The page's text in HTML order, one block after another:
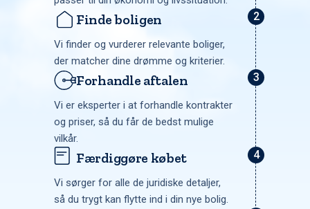
Finde boligen
Vi finder og vurderer relevante boliger,
der matcher dine drømme og kriterier.
Forhandle aftalen
Vi er eksperter i at forhandle kontrakter
og priser, så du får de bedst mulige
vilkår.
Færdiggøre købet
Vi sørger for alle de juridiske detaljer,
så du trygt kan flytte ind i din nye bolig.